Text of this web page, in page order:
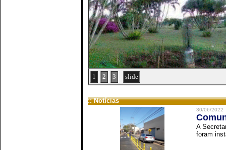
1 2 3 slide
:: Notícias
30/06/2022
A
foram